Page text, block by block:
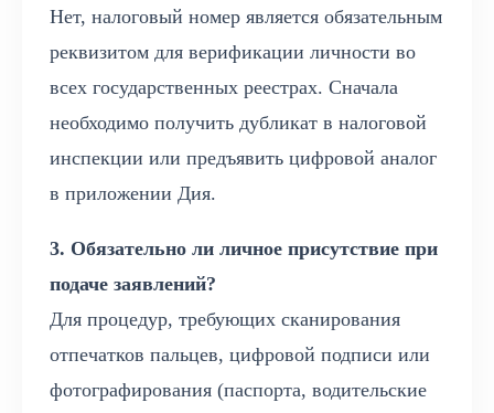
Нет, налоговый номер является обязательным
реквизитом для верификации личности во
всех государственных реестрах. Сначала
необходимо получить дубликат в налоговой
инспекции или предъявить цифровой аналог
в приложении Дия.
3. Обязательно ли личное присутствие при
подаче заявлений?
Для процедур, требующих сканирования
отпечатков пальцев, цифровой подписи или
фотографирования (паспорта, водительские